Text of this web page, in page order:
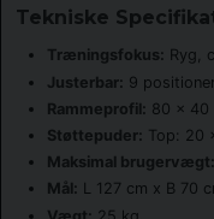
Tekniske
Træningsfokus: Ryg,
Justerbar: 9
Rammeprofil: 80 x 40
Støttepuder: Top: 20
Maksimal brugervægt:
Mål: L 127 cm x B 70